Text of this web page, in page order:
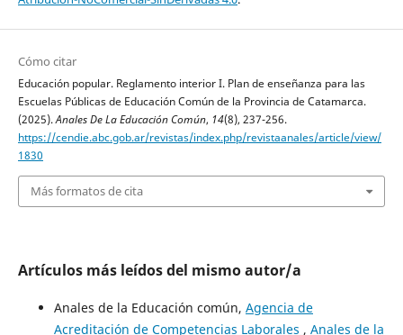
Cómo citar
Educación popular. Reglamento interior I. Plan de enseñanza para las
Escuelas Públicas de Educación Común de la Provincia de Catamarca.
(2025).Anales De La Educación Común, 14(8), 237-256.
https://cendie.abc.gob.ar/revistas/index.php/revistaanales/article/view/
1830
Más formatos de cita
Artículos más leídos del mismo autor/a
Anales de la Educación común, Agencia de
Acreditación de Competencias Laborales , Anales de la